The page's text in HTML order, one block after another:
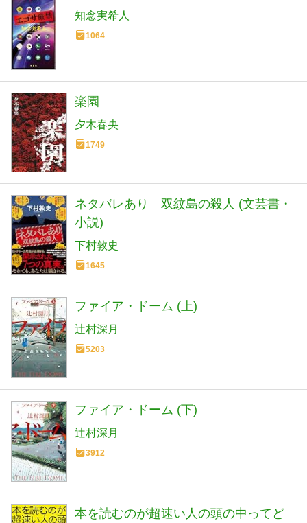
知念実希人
1064
楽園
夕木春央
1749
ネタバレあり 双紋島の殺人 (文芸書・
小説)
下村敦史
1645
ファイア・ドーム (上)
辻村深月
5203
ファイア・ドーム (下)
辻村深月
3912
本を読むのが超速い人の頭の中ってど